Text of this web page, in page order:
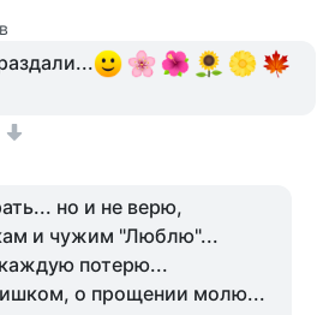
но и не верю,
и чужим "Люблю"...
потерю...
о прощении молю...